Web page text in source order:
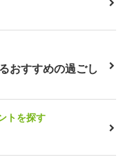
おすすめの過ごし
トを探す